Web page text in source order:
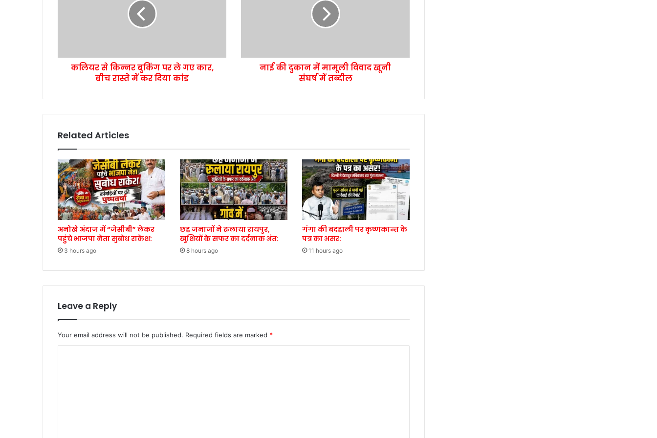
कलियर से किन्नर बुकिंग पर ले गए कार,
बीच रास्ते में कर दिया कांड
नाई की दुकान में मामूली विवाद खूनी
संघर्ष में तब्दील
Related Articles
अनोखे अंदाज में “जेसीबी” लेकर
पहुंचे भाजपा नेता सुबोध राकेश:
3 hours ago
छह जनाजों ने रुलाया रायपुर,
खुशियों के सफर का दर्दनाक अंत:
8 hours ago
गंगा की बदहाली पर कृष्णकान्त के
पत्र का असर:
11 hours ago
Leave a Reply
Your email address will not be published. Required fields are marked *